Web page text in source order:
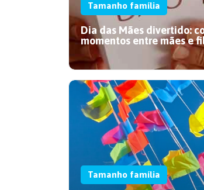
Tamanho família
Dia das Mães divertido:
momentos entre mães e
Tamanho família